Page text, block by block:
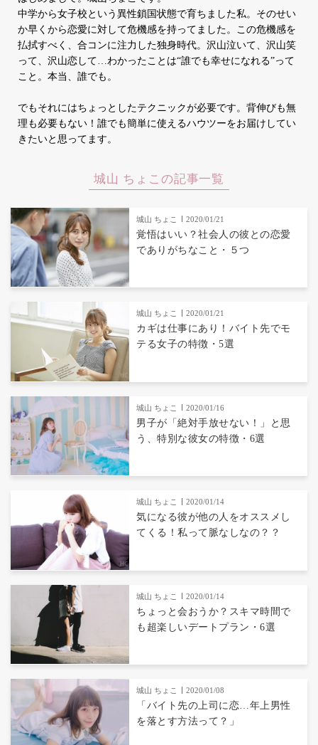
中学から女子校という異性鎖国状態で育ちました私。そのせい
か早くから恋愛に対して危機感を持ってました。この危機感を
払拭すべく、合コンに注力した独身時代。沢山泣いて、沢山笑
って、沢山恋して…わかったことは“誰でも幸せになれる”って
こと。本当、誰でも。
でもそれにはちょっとしたテクニックが必要です。背伸びも無
理も必要もない！誰でも簡単に使えるハウツーをお届けしてい
きたいと思ってます。
城山 ちょこの記事一覧
城山 ちょこ 2020/01/21
覚悟はいい？社会人の彼との恋愛
でありがちなこと・５つ
城山 ちょこ 2020/01/21
カギは仕事にあり！バイト先でモ
テる女子の特徴・5選
城山 ちょこ 2020/01/16
男子が「絶対手放せない！」と思
う、特別な彼女の特徴・6選
城山 ちょこ 2020/01/14
気になる彼が他の人をオススメし
てくる！私って脈なしなの？？
城山 ちょこ 2020/01/14
ちょっと会おうか？スキマ時間で
も超楽しいデートプラン・6選
城山 ちょこ 2020/01/08
「バイト先の上司に恋…年上男性
を落とす方法って？」